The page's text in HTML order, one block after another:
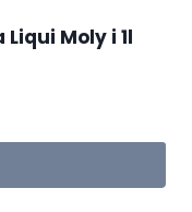
Moly i 1l